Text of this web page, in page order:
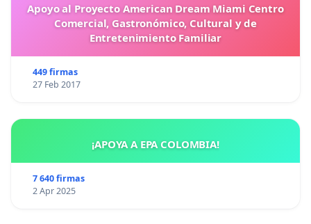
Apoyo al Proyecto American Dream Miami Centro
Comercial, Gastronómico, Cultural y de
Entretenimiento Familiar
449 firmas
27 Feb 2017
¡APOYA A EPA COLOMBIA!
7 640 firmas
2 Apr 2025